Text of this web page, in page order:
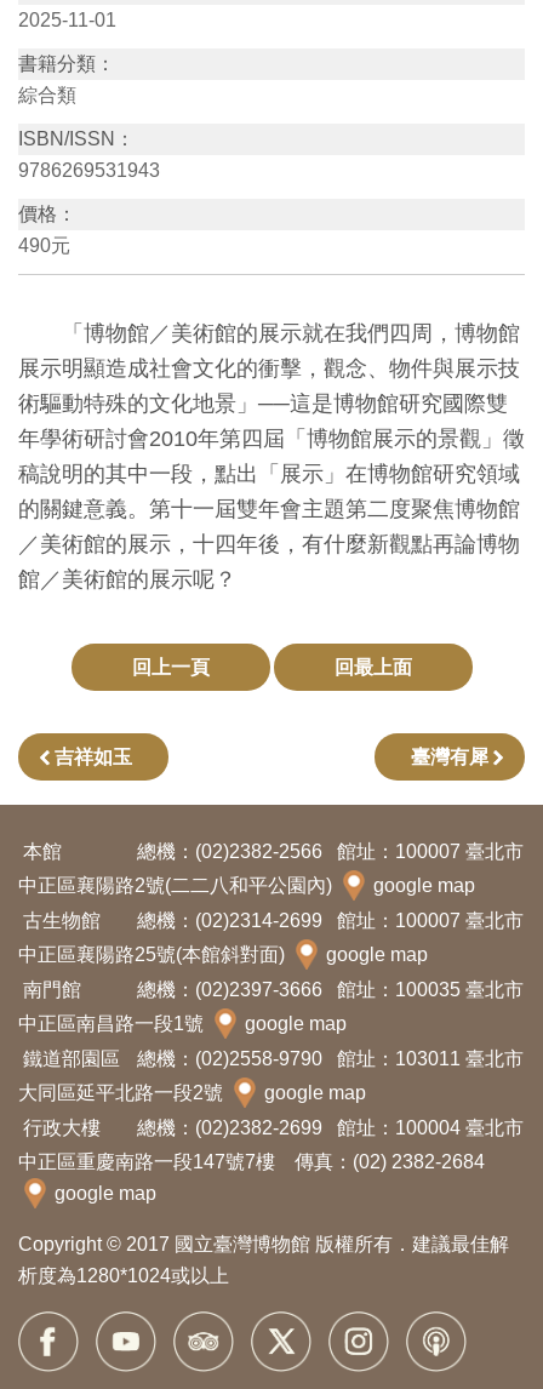
育
動
出
版
典
藏
研
究
便
政
開
資
訊
隱
權
與
資
訊
全
宣
告
2025-11-01
書籍分類：
綜合類
ISBN/ISSN：
9786269531943
價格：
490元
「博物館／美術館的展示就在我們四周，博物館
展示明顯造成社會文化的衝擊，觀念、物件與展示技
術驅動特殊的文化地景」──這是博物館研究國際雙
年學術研討會2010年第四屆「博物館展示的景觀」徵
稿說明的其中一段，點出「展示」在博物館研究領域
的關鍵意義。第十一屆雙年會主題第二度聚焦博物館
／美術館的展示，十四年後，有什麼新觀點再論博物
館／美術館的展示呢？
回上一頁 回最上面
吉祥如玉 臺灣有犀
本館 總機：(02)2382-2566
館址：100007 臺北市
中正區襄陽路2號(二二八和平公園內)
google map
古生物館
總機：(02)2314-2699
館址：100007 臺北市
中正區襄陽路25號(本館斜對面)
google map
南門館
總機：(02)2397-3666
館址：100035 臺北市
中正區南昌路一段1號
google map
鐵道部園區
總機：(02)2558-9790
館址：103011 臺北市
大同區延平北路一段2號
google map
行政大樓
總機：(02)2382-2699
館址：100004 臺北市
中正區重慶南路一段147號7樓 傳真：(02) 2382-2684
google map
Copyright © 2017 國立臺灣博物館 版權所有．建議最佳解
析度為1280*1024或以上